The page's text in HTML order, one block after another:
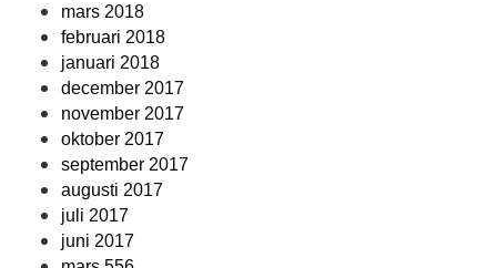
mars 2018
februari 2018
januari 2018
december 2017
november 2017
oktober 2017
september 2017
augusti 2017
juli 2017
juni 2017